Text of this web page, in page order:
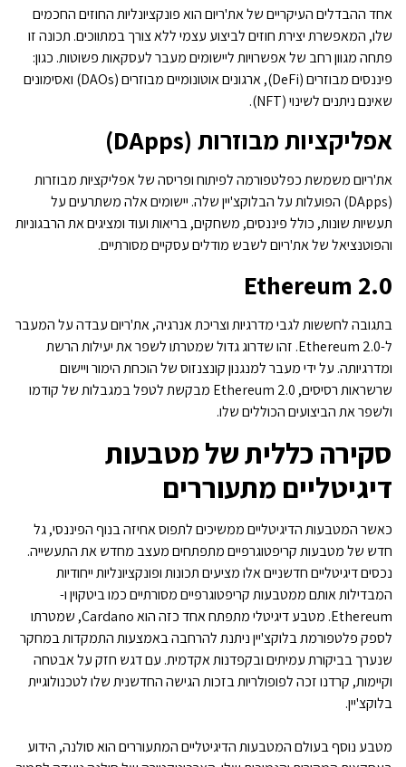
אחד ההבדלים העיקריים של את'ריום הוא פונקציונליות החוזים החכמים
שלו, המאפשרת יצירת חוזים לביצוע עצמי ללא צורך במתווכים. תכונה זו
פתחה מגוון רחב של אפשרויות ליישומים מעבר לעסקאות פשוטות. כגון:
פיננסים מבוזרים (DeFi), ארגונים אוטונומיים מבוזרים (DAOs) ואסימונים
שאינם ניתנים לשינוי (NFT).
אפליקציות מבוזרות (DApps)
את'ריום משמשת כפלטפורמה לפיתוח ופריסה של אפליקציות מבוזרות
(DApps) הפועלות על הבלוקצ'יין שלה. יישומים אלה משתרעים על
תעשיות שונות, כולל פיננסים, משחקים, בריאות ועוד ומציגים את הרבגוניות
והפוטנציאל של את'ריום לשבש מודלים עסקיים מסורתיים.
Ethereum 2.0
בתגובה לחששות לגבי מדרגיות וצריכת אנרגיה, את'ריום עבדה על המעבר
ל-Ethereum 2.0. זהו שדרוג גדול שמטרתו לשפר את יעילות הרשת
ומדרגיותה. על ידי מעבר למנגנון קונצנזוס של הוכחת הימור ויישום
שרשראות רסיסים, Ethereum 2.0 מבקשת לטפל במגבלות של קודמו
ולשפר את הביצועים הכוללים שלו.
סקירה כללית של מטבעות
דיגיטליים מתעוררים
כאשר המטבעות הדיגיטליים ממשיכים לתפוס אחיזה בנוף הפיננסי, גל
חדש של מטבעות קריפטוגרפיים מתפתחים מעצב מחדש את התעשייה.
נכסים דיגיטליים חדשניים אלו מציעים תכונות ופונקציונליות ייחודיות
המבדילות אותם ממטבעות קריפטוגרפיים מסורתיים כמו ביטקוין ו-
Ethereum. מטבע דיגיטלי מתפתח אחד כזה הוא Cardano, שמטרתו
לספק פלטפורמת בלוקצ'יין ניתנת להרחבה באמצעות התמקדות במחקר
שנערך בביקורת עמיתים ובקפדנות אקדמית. עם דגש חזק על אבטחה
וקיימות, קרדנו זכה לפופולריות בזכות הגישה החדשנית שלו לטכנולוגיית
בלוקצ'יין.
מטבע נוסף בעולם המטבעות הדיגיטליים המתעוררים הוא סולנה, הידוע